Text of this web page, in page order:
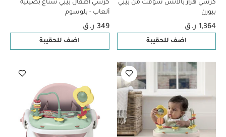
كرسي هزاز بالانس سوفت من بيبي
بيورن
1,364 ر.ق
اضف للحقيبة
كرسي أطفال بيبي سناغ بصينية
ألعاب - بلوسوم
349 ر.ق
اضف للحقيبة